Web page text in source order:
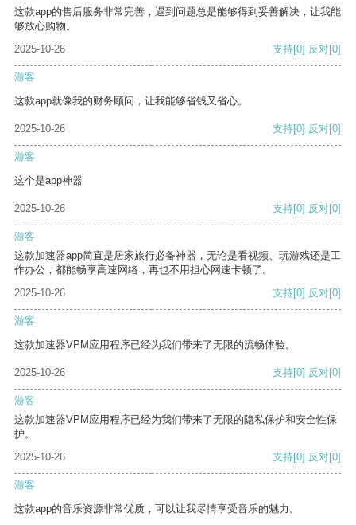
这款app的售后服务非常完善，遇到问题总是能够得到妥善解决，让我能
够放心购物。
2025-10-26
支持[0] 反对[0]
游客
这款app就像我的财务顾问，让我能够省钱又省心。
2025-10-26 支持[0] 反对[0]
游客
这个是app神器
2025-10-26 支持[0] 反对[0]
游客
这款加速器app简直是居家旅行必备神器，无论是看视频、玩游戏还是工
作办公，都能畅享高速网络，再也不用担心网速卡顿了。
2025-10-26
支持[0] 反对[0]
游客
这款加速器VPM应用程序已经为我们带来了无限的流畅体验。
2025-10-26 支持[0] 反对[0]
游客
这款加速器VPM应用程序已经为我们带来了无限的隐私保护和安全性保
护。
2025-10-26
支持[0] 反对[0]
游客
这款app的音乐资源非常优质，可以让我尽情享受音乐的魅力。